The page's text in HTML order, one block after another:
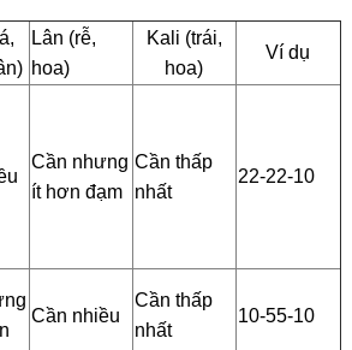
Lân (rễ,
hoa)
Kali (trái,
hoa)
Ví dụ
Cần nhưng
ít hơn đạm
Cần thấp
nhất
22-22-10
Cần nhiều
Cần thấp
nhất
10-55-10